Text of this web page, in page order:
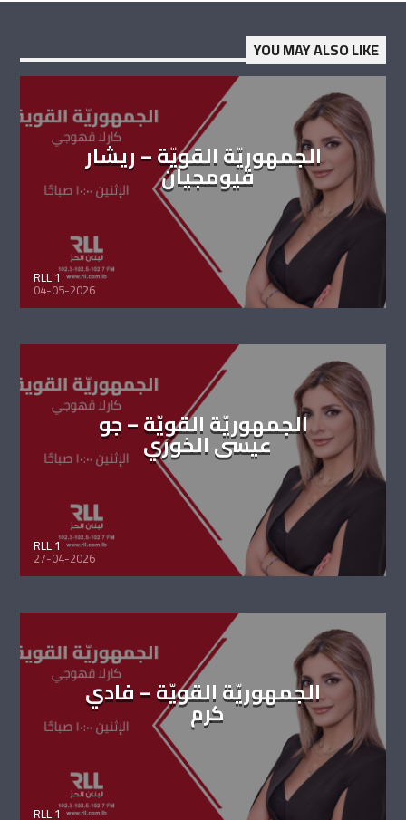
YOU MAY ALSO LIKE
الجمهوريّة القويّة – ريشار
قيومجيان
RLL 1
04-05-2026
الجمهوريّة القويّة – جو
عيسى الخوري
RLL 1
27-04-2026
الجمهوريّة القويّة – فادي
كرم
RLL 1